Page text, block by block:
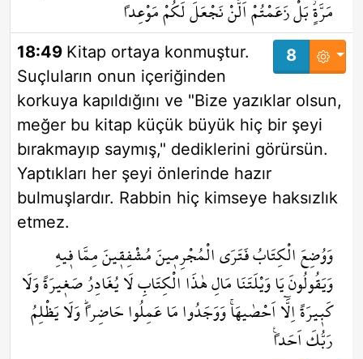
مَرَّةٍۘ بَلْ زَعَمْتُمْ اَلَّنْ نَجْعَلَ لَكُمْ مَوْعِداً
8
18:49 Kitap ortaya konmuştur.
Suçluların onun içeriğinden
korkuya kapıldığını ve "Bize yazıklar olsun,
meğer bu kitap küçük büyük hiç bir şeyi
bırakmayıp saymış," dediklerini görürsün.
Yaptıkları her şeyi önlerinde hazır
bulmuşlardır. Rabbin hiç kimseye haksızlık
etmez.
وَوُضِعَ الْكِتَابُ فَتَرَى الْمُجْرِم۪ينَ مُشْفِق۪ينَ مِمَّا ف۪يهِ
وَيَقُولُونَ يَا وَيْلَتَنَا مَالِ هٰذَا الْكِتَابِ لَا يُغَادِرُ صَغ۪يرَةً وَلَا
كَب۪يرَةً اِلَّٓا اَحْصٰيهَاۚ وَوَجَدُوا مَا عَمِلُوا حَاضِراًۜ وَلَا يَظْلِمُ
رَبُّكَ اَحَداً۟